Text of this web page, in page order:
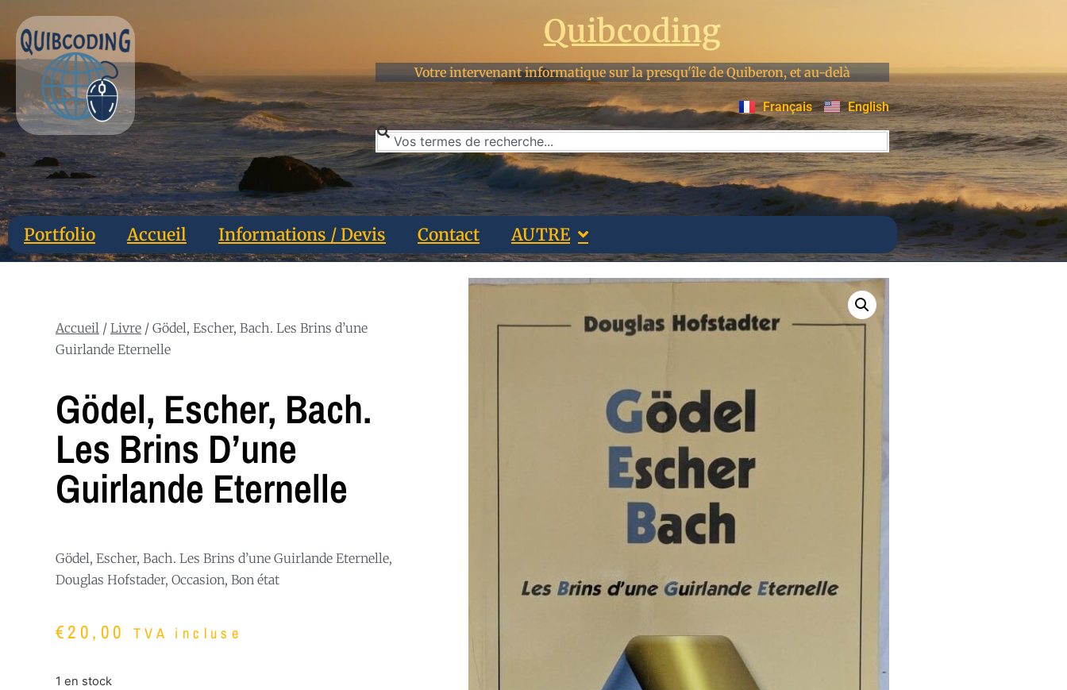
Quibcoding
Votre intervenant informatique sur la presqu'île de Quiberon, et au-delà
Français English
Portfolio Accueil Informations / Devis Contact AUTRE
Accueil / Livre / Gödel, Escher, Bach. Les Brins d’une
Guirlande Eternelle
Gödel, Escher, Bach.
Les Brins D’une
Guirlande Eternelle
Gödel, Escher, Bach. Les Brins d’une Guirlande Eternelle,
Douglas Hofstader, Occasion, Bon état
€20,00 TVA incluse
1 en stock